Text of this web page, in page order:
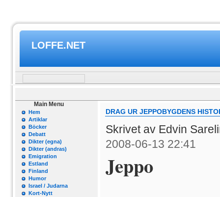
LOFFE.NET
Main Menu
Hem
Artiklar
Böcker
Debatt
Dikter (egna)
Dikter (andras)
Emigration
Estland
Finland
Humor
Israel / Judarna
Kort-Nytt
DRAG UR JEPPOBYGDENS
Skrivet av Edvin
2008-06-13 22:41
Jeppo